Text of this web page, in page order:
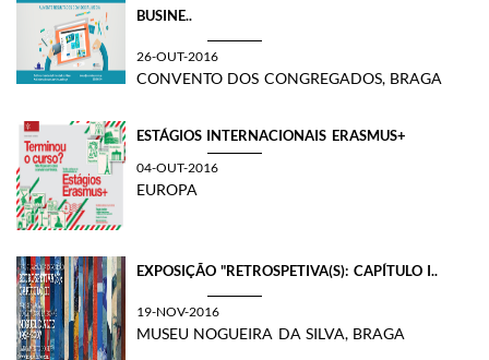
BUSINE..
26-OUT-2016
CONVENTO DOS CONGREGADOS, BRAGA
ESTÁGIOS INTERNACIONAIS ERASMUS+
04-OUT-2016
EUROPA
EXPOSIÇÃO "RETROSPETIVA(S): CAPÍTULO I..
19-NOV-2016
MUSEU NOGUEIRA DA SILVA, BRAGA